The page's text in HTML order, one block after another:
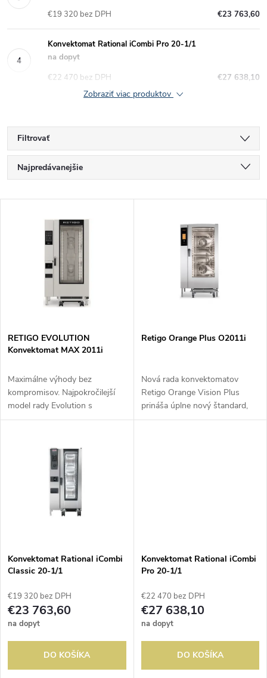
€23 763,60
€19 320 bez DPH
Konvektomat Rational iCombi Pro 20-1/1
na dopyt
€27 638,10
€22 470 bez DPH
Zobraziť viac produktov
Filtrovať
R
a
e
p
r
t
o
v
Najpredávanejšie
Abecedne
s
p
r
o
o
v
RETIGO EVOLUTION
Konvektomat MAX 2011i
Maximálne výhody bez
kompromisov. Najpokročilejší
model rady Evolution s
dotykovým 10" displejom
efektivitou a komfortom pre
používateľa. Automatizácia...
Retigo Orange Plus O2011i
Nová rada konvektomatov
Retigo Orange Vision Plus
prináša úplne nový štandard,
ktorý kombinuje úžasnú
Konvektomat Rational iCombi
Classic 20-1/1
€19 320 bez DPH
€23 763,60
na dopyt
DO KOŠÍKA
Konvektomat Rational iCombi
Pro 20-1/1
€22 470 bez DPH
€27 638,10
na dopyt
DO KOŠÍKA